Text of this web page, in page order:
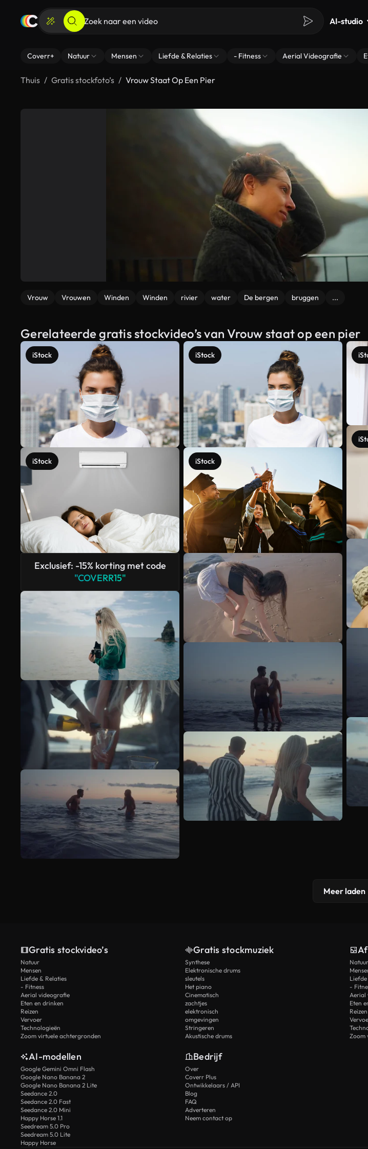
AI-studio
Coverr+ Natuur Mensen Liefde & Relaties - Fitness Aerial Videografie
Thuis Gratis stockfoto’s Vrouw Staat Op Een Pier
Vrouw Vrouwen Winden Winden rivier water De bergen bruggen ...
Gerelateerde gratis stockvideo’s van Vrouw staat op een pier
iStock
iStock
Exclusief: -15% korting met code
"COVERR15"
iStock
iStock
Meer laden
Gratis stockvideo’s
Natuur
Mensen
Liefde & Relaties
- Fitness
Aerial videografie
Eten en drinken
Reizen
Vervoer
Technologieën
Zoom virtuele achtergronden
Gratis stockmuziek
Synthese
Elektronische drums
sleutels
Het piano
Cinematisch
zachtjes
elektronisch
omgevingen
Stringeren
Akustische drums
Natuur
Liefde
-
Aerial
Eten
Reizen
Zoom
AI-modellen
Google Gemini Omni Flash
Google Nano Banana 2
Google Nano Banana 2 Lite
Seedance 2.0
Seedance 2.0 Fast
Seedance 2.0 Mini
Happy Horse 1.1
Seedream 5.0 Pro
Seedream 5.0 Lite
Happy Horse
Bedrijf
Over
Coverr Plus
Ontwikkelaars / API
Blog
FAQ
Adverteren
Neem contact op